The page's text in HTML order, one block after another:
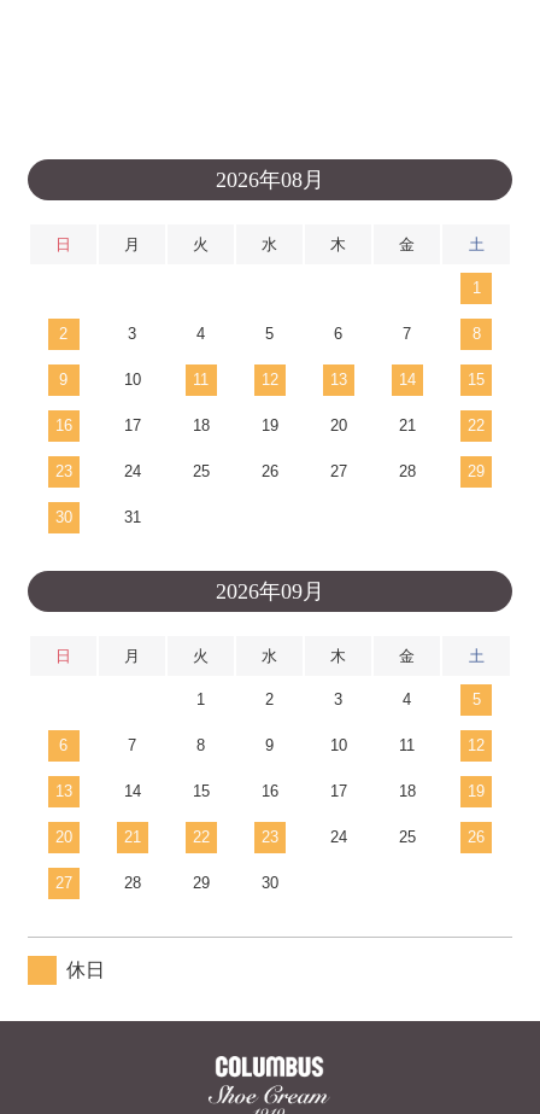
2026年08月
日 月 火 水 木 金 土
1
2 3 4 5 6 7 8
9 10 11 12 13 14 15
16 17 18 19 20 21 22
23 24 25 26 27 28 29
30 31
2026年09月
日 月 火 水 木 金 土
1 2 3 4 5
6 7 8 9 10 11 12
13 14 15 16 17 18 19
20 21 22 23 24 25 26
27 28 29 30
休日